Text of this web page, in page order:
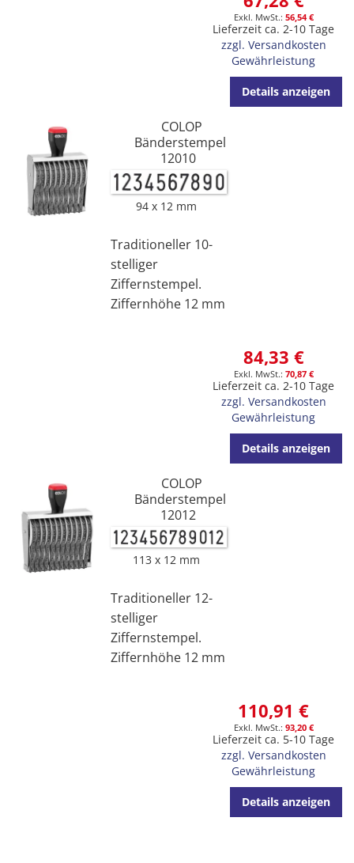
56,54 €
Lieferzeit ca. 2-10 Tage
zzgl. Versandkosten
Gewährleistung
Details anzeigen
COLOP
Bänderstempel
12010
94 x 12 mm
Traditioneller 10-
stelliger
Ziffernstempel.
Ziffernhöhe 12 mm
84,33 €
70,87 €
Lieferzeit ca. 2-10 Tage
zzgl. Versandkosten
Gewährleistung
Details anzeigen
COLOP
Bänderstempel
12012
113 x 12 mm
Traditioneller 12-
stelliger
Ziffernstempel.
Ziffernhöhe 12 mm
110,91 €
93,20 €
Lieferzeit ca. 5-10 Tage
zzgl. Versandkosten
Gewährleistung
Details anzeigen